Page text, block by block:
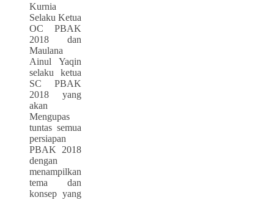
Kurnia
Selaku Ketua
OC PBAK
2018 dan
Maulana
Ainul Yaqin
selaku ketua
SC PBAK
2018 yang
akan
Mengupas
tuntas semua
persiapan
PBAK 2018
dengan
menampilkan
tema dan
konsep yang